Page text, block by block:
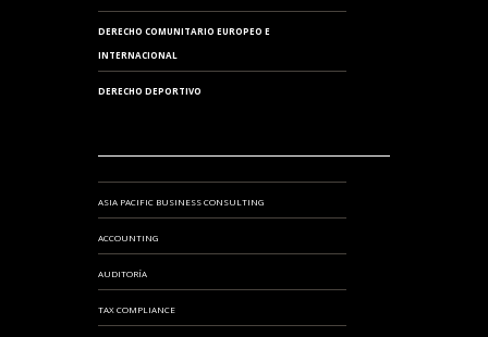
DERECHO COMUNITARIO EUROPEO E
INTERNACIONAL
DERECHO DEPORTIVO
ASIA PACIFIC BUSINESS CONSULTING
ACCOUNTING
AUDITORÍA
TAX COMPLIANCE